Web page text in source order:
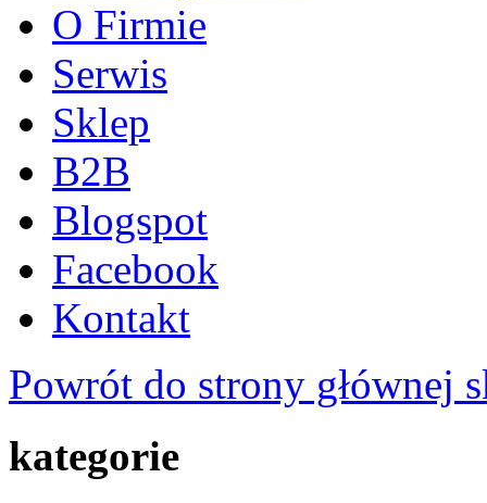
O Firmie
Serwis
Sklep
B2B
Blogspot
Facebook
Kontakt
Powrót do strony głównej
kategorie